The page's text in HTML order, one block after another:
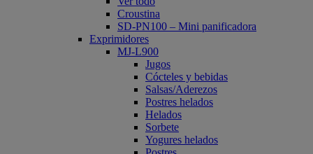
Croustina
SD-PN100 – Mini panificadora
Exprimidores
MJ-L900
Jugos
Cócteles y bebidas
Salsas/Aderezos
Postres helados
Helados
Sorbete
Yogures helados